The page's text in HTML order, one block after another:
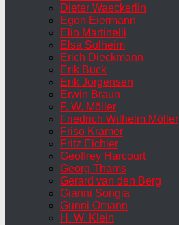
Dieter Waeckerlin
Egon Eiermann
Elio Martinelli
Elsa Solheim
Erich Dieckmann
Erik Buck
Erik Jorgensen
Erwin Braun
F. W. Möller
Friedrich Wilhelm Möller
Friso Kramer
Fritz Eichler
Geoffrey Harcourt
Georg Thams
Gerard van den Berg
Gianni Songia
Gunni Omann
H. W. Klein